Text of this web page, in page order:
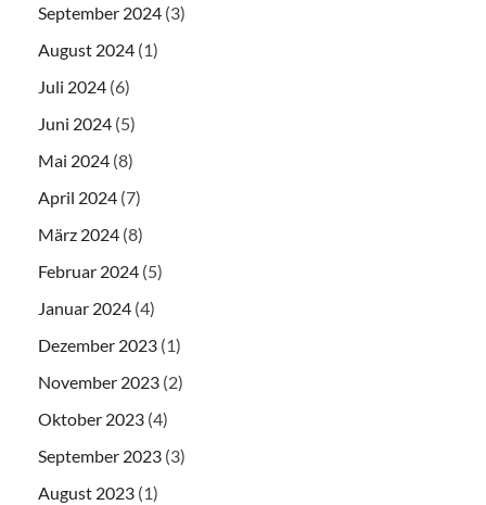
September 2024 (3)
August 2024 (1)
Juli 2024 (6)
Juni 2024 (5)
Mai 2024 (8)
April 2024 (7)
März 2024 (8)
Februar 2024 (5)
Januar 2024 (4)
Dezember 2023 (1)
November 2023 (2)
Oktober 2023 (4)
September 2023 (3)
August 2023 (1)